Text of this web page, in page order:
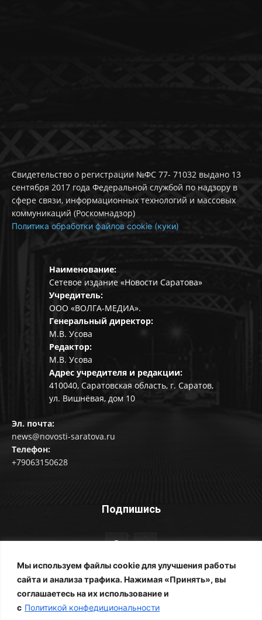
Мы используем файлы cookie для улучшения работы
сайта и анализа трафика. Нажимая «Принять», вы
соглашаетесь на их использование и
с Политикой конфедициональности
Свидетельство о регистрации №ФС 77- 71032 выдано 13
сентября 2017 года Федеральной службой по надзору в
сфере связи, информационных технологий и массовых
коммуникаций (Роскомнадзор)
Политика обработки файлов cookie (куки)
Наименование:
Сетевое издание «Новости Саратова»
Учредитель:
ООО «ВОЛГА-МЕДИА».
Генеральный директор:
М.В. Усова
Редактор:
М.В. Усова
Адрес учредителя и редакции:
410040, Саратовская область, г. Саратов,
ул. Вишнёвая, дом 10
Эл. почта:
news@novosti-saratova.ru
Телефон:
+79063150628
Подпишись
© Новости Саратова 2014-2025